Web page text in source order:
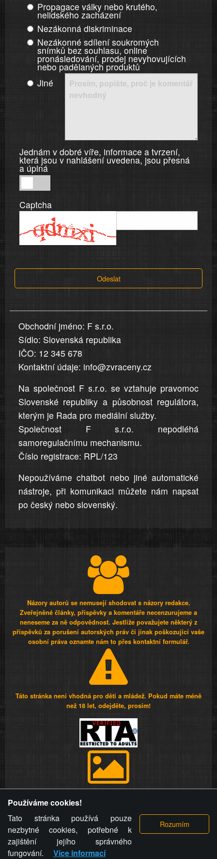
Propagace války nebo krutého,
nelidského zacházení
Nezákonná diskriminace
Nezákonné sdílení soukromých
snímků bez souhlasu, online
pronásledování, prodej nevyhovujících
nebo padělaných produktů
Jiné
Jednám v dobré víře, informace a tvrzení,
která jsou v nahlášení uvedena, jsou přesná
a úplná
v
dobré
informace
v
uvedena,
jsou
přesná
a
úplná
Captcha
Odeslat
Obchodní jméno: F s.r.o.
Sídlo: Slovenská republika
IČO: 12 345 678
Kontaktní údaje: info@zvraceny.cz
Na společnost F s.r.o. se vztahuje pravomoc
Slovenské republiky a působnost regulátora,
kterým je Rada pro mediální služby.
Společnost F s.r.o. nepodléhá
samoregulačnímu mechanismu.
Číslo registrace: RPL/123
Nepoužíváme chatbot nebo jiné automatické
nástroje, při komunikaci můžete nám napsat
po český nebo slovenský.
Názory autorů se nemusejí shodovat s názory redakce.
Zveřejněné články, příspěvky a komentáře necenzurujeme a
neneseme za ně odpovědnost. Jestliže považujete některý z
příspěvků za porušení autorských práv či jinak poškozující vaše
osobní práva oznamte nám to přes kontaktní formulář.
Táto stránka není vhodná pro děti a mládež. Pokud máte méně
než 18 let, odejděte, prosím!
videa a komentáře. Osoba, které se toto opatření provozovatele
stránky týče, ani osoba, která umístila fotografii nebo video na
stránku, nemůže z důvodu odstranění fotografie, videa nebo
komentáře pro výše uvedenou okolnost uplatnit vůči
provozovateli stránky žádný nárok na náhradu škody nebo
nemajetkové újmy.
Používáme cookies!
Tato stránka používá pouze
nezbytné cookies, potřebné k
zajištění jejího správného
fungování.
Více informací